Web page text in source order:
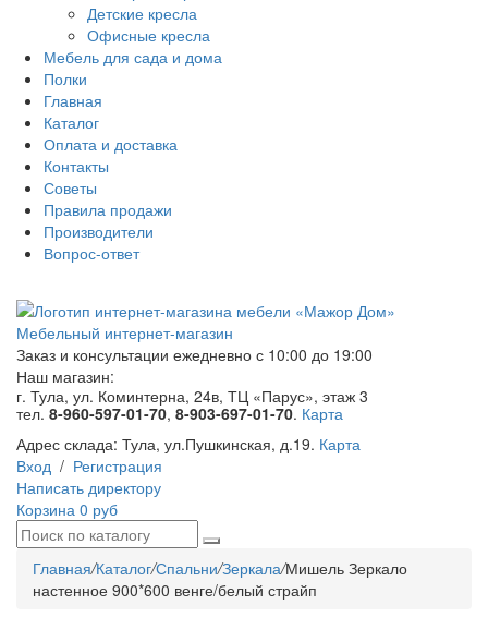
Детские кресла
Офисные кресла
Мебель для сада и дома
Полки
Главная
Каталог
Оплата и доставка
Контакты
Советы
Правила продажи
Производители
Вопрос-ответ
Мебельный интернет-магазин
Заказ и консультации ежедневно с 10:00 до 19:00
Наш магазин:
г. Тула, ул. Коминтерна, 24в, ТЦ «Парус», этаж 3
тел. 8-960-597-01-70, 8-903-697-01-70. Карта
Адрес склада: Тула, ул.Пушкинская, д.19. Карта
Вход / Регистрация
Написать директору
Корзина 0 руб
Главная/Каталог/Спальни/Зеркала/Мишель Зеркало
настенное 900*600 венге/белый страйп